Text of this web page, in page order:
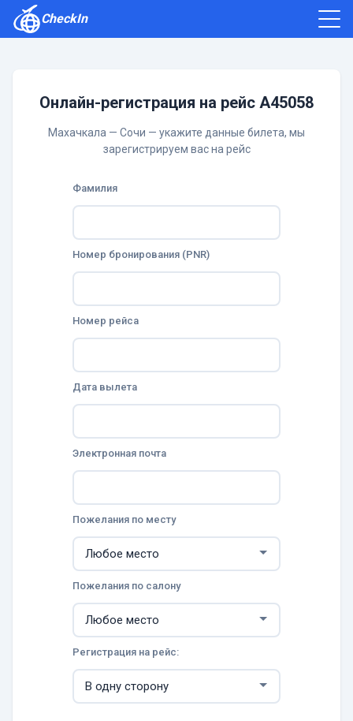
CheckIn
Онлайн-регистрация на рейс A45058
Махачкала — Сочи — укажите данные билета, мы
зарегистрируем вас на рейс
Фамилия
Номер бронирования (PNR)
Номер рейса
Дата вылета
Электронная почта
Пожелания по месту
Пожелания по салону
Регистрация на рейс: